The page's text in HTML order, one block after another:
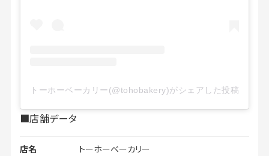
トーホーベーカリー(@tohobakery)がシェアした投稿
■店舗データ
店名 トーホーベーカリー